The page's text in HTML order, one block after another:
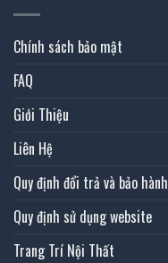
Chính sách bảo mật
FAQ
Giới Thiệu
Liên Hệ
Quy định đổi trả và bảo hành
Quy định sử dụng website
Trang Trí Nội Thất